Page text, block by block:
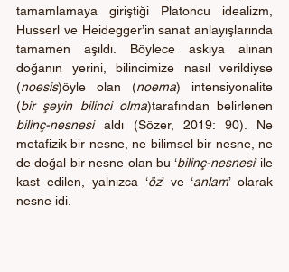
tamamlamaya giriştiği Platoncu idealizm,
Husserl ve Heidegger’in sanat anlayışlarında
tamamen aşıldı. Böylece askıya alınan
doğanın yerini, bilincimize nasıl verildiyse
(noesis)öyle olan (noema) intensiyonalite
(bir şeyin bilinci olma
bilinç-nesnesi aldı (Sözer, 2019: 90). Ne
metafizik bir nesne, ne bilimsel bir nesne, ne
de doğal bir nesne olan bu ‘bilinç-nesnesi’ ile
kast edilen, yalnızca ‘öz’ ve ‘anlam’ olarak
nesne idi.